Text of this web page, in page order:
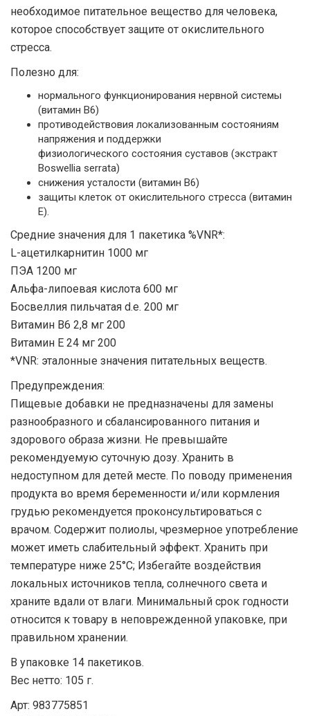
необходимое питательное вещество для человека,
которое способствует защите от окислительного
стресса.
Полезно для:
нормального функционирования нервной системы
(витамин В6)
противодействовия локализованным состояниям
напряжения и поддержки
физиологического состояния суставов (экстракт
Boswellia serrata)
снижения усталости (витамин B6)
защиты клеток от окислительного стресса (витамин
Е).
Средние значения для 1 пакетика %VNR*:
L-ацетилкарнитин 1000 мг
ПЭА 1200 мг
Альфа-липоевая кислота 600 мг
Босвеллия пильчатая d.e. 200 мг
Витамин В6 2,8 мг 200
Витамин Е 24 мг 200
*VNR: эталонные значения питательных веществ.
Предупреждения:
Пищевые добавки не предназначены для замены
разнообразного и сбалансированного питания и
здорового образа жизни. Не превышайте
рекомендуемую суточную дозу. Хранить в
недоступном для детей месте. По поводу применения
продукта во время беременности и/или кормления
грудью рекомендуется проконсультироваться с
врачом. Содержит полиолы, чрезмерное употребление
может иметь слабительный эффект. Хранить при
температуре ниже 25°C; Избегайте воздействия
локальных источников тепла, солнечного света и
храните вдали от влаги. Минимальный срок годности
относится к товару в неповрежденной упаковке, при
правильном хранении.
В упаковке 14 пакетиков.
Вес нетто: 105 г.
Арт: 983775851